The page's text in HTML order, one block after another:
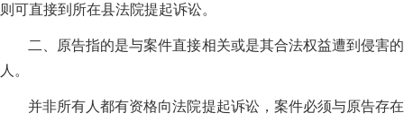
则可直接到所在县法院提起诉讼。
二、原告指的是与案件直接相关或是其合法权益遭到侵害的
人。
并非所有人都有资格向法院提起诉讼，案件必须与原告存在